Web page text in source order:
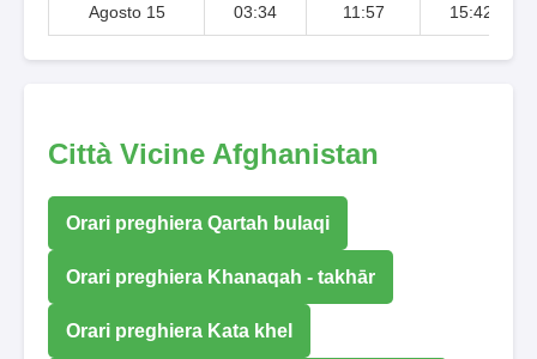
Agosto 15 03:34 11:57 15:42
Città Vicine Afghanistan
Orari preghiera Qartah bulaqi
Orari preghiera Khanaqah - takhār
Orari preghiera Kata khel